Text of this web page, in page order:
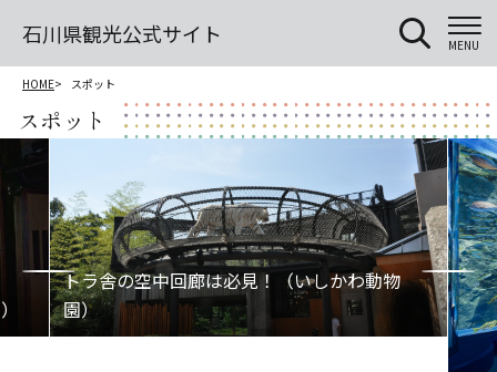
石川県観光公式サイト MENU
HOME スポット
スポット